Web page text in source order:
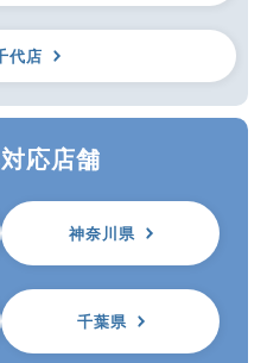
代店
応店舗
神奈川県
千葉県